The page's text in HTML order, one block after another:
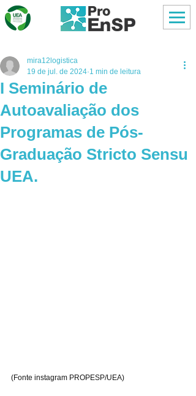
I Seminário de
Autoavaliação dos
Programas de Pós-
Graduação Stricto Sensu
UEA.
mira12logistica
19 de jul. de 2024 1 min de leitura
(Fonte instagram PROPESP/UEA)